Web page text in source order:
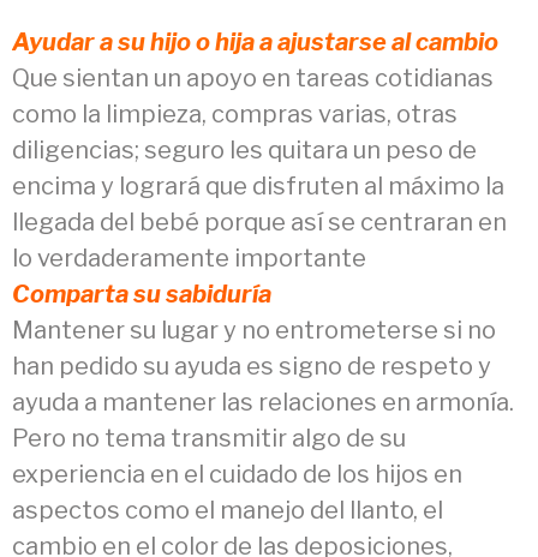
Ayudar a su hijo o hija a ajustarse al cambio
Que sientan un apoyo en tareas cotidianas
como la limpieza, compras varias, otras
diligencias; seguro les quitara un peso de
encima y logrará que disfruten al máximo la
llegada del bebé porque así se centraran en
lo verdaderamente importante
Comparta su sabiduría
Mantener su lugar y no entrometerse si no
han pedido su ayuda es signo de respeto y
ayuda a mantener las relaciones en armonía.
Pero no tema transmitir algo de su
experiencia en el cuidado de los hijos en
aspectos como el manejo del llanto, el
cambio en el color de las deposiciones,